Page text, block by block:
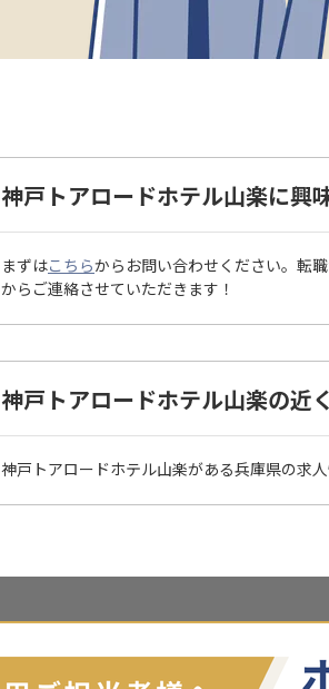
神戸トアロードホテル山楽に興
まずはこちらからお問い合わせください。転
からご連絡させていただきます！
神戸トアロードホテル山楽の近
神戸トアロードホテル山楽がある兵庫県の求